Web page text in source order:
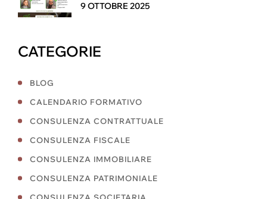
9 OTTOBRE 2025
CATEGORIE
BLOG
CALENDARIO FORMATIVO
CONSULENZA CONTRATTUALE
CONSULENZA FISCALE
CONSULENZA IMMOBILIARE
CONSULENZA PATRIMONIALE